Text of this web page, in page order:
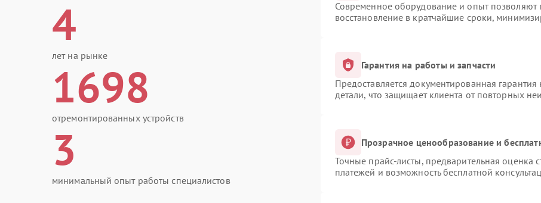
4
лет на рынке
1698
отремонтированных устройств
3
минимальный опыт работы специалистов
Современное оборудование и опыт позволяют
восстановление в кратчайшие сроки,
Гарантия на работы и запчасти
Предоставляется документированная
детали, что защищает клиента от повторных
Прозрачное ценообразование и
Точные прайс-листы, предварительная оценка
платежей и возможность бесплатной